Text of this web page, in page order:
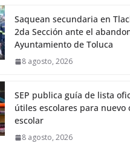
Saquean secundaria en
2da Sección ante el
Ayuntamiento de Toluca
8 agosto, 2026
SEP publica guía de lista
útiles escolares para nuevo
escolar
8 agosto, 2026